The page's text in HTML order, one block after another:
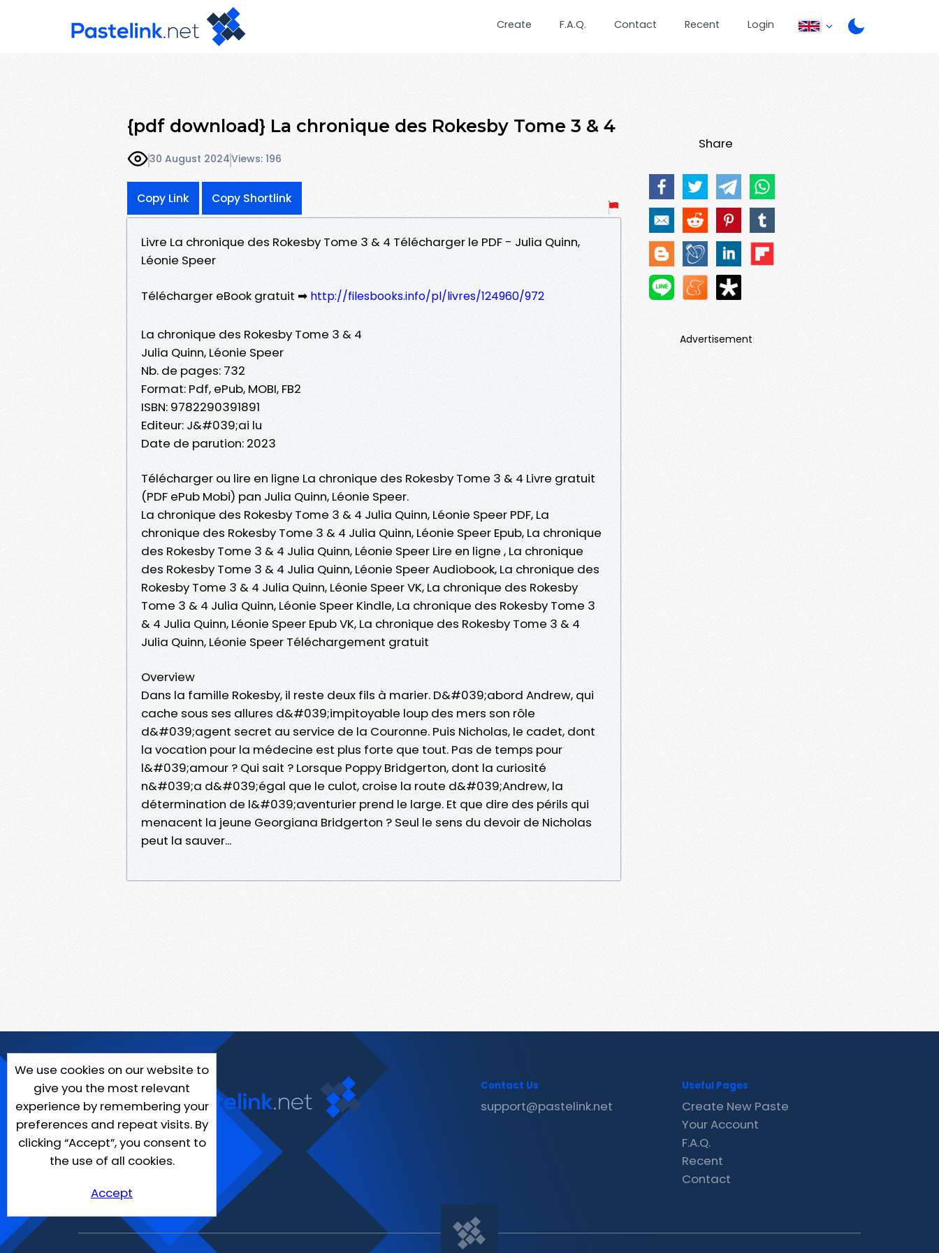
Create F.A.Q. Contact Recent Login
{pdf download} La chronique des Rokesby Tome 3 & 4
30 August 2024Views: 196
Copy Link Copy Shortlink
Livre La chronique des Rokesby Tome 3 & 4 Télécharger le PDF - Julia Quinn,
Léonie Speer
Télécharger eBook gratuit ➡ http://filesbooks.info/pl/livres/124960/972
La chronique des Rokesby Tome 3 & 4
Julia Quinn, Léonie Speer
Nb. de pages: 732
Format: Pdf, ePub, MOBI, FB2
ISBN: 9782290391891
Editeur: J&#039;ai lu
Date de parution: 2023
Télécharger ou lire en ligne La chronique des Rokesby Tome 3 & 4 Livre gratuit
(PDF ePub Mobi) pan Julia Quinn, Léonie Speer.
La chronique des Rokesby Tome 3 & 4 Julia Quinn, Léonie Speer PDF, La
chronique des Rokesby Tome 3 & 4 Julia Quinn, Léonie Speer Epub, La chronique
des Rokesby Tome 3 & 4 Julia Quinn, Léonie Speer Lire en ligne , La chronique
des Rokesby Tome 3 & 4 Julia Quinn, Léonie Speer Audiobook, La chronique des
Rokesby Tome 3 & 4 Julia Quinn, Léonie Speer VK, La chronique des Rokesby
Tome 3 & 4 Julia Quinn, Léonie Speer Kindle, La chronique des Rokesby Tome 3
& 4 Julia Quinn, Léonie Speer Epub VK, La chronique des Rokesby Tome 3 & 4
Julia Quinn, Léonie Speer Téléchargement gratuit
Overview
Dans la famille Rokesby, il reste deux fils à marier. D&#039;abord Andrew, qui
cache sous ses allures d&#039;impitoyable loup des mers son rôle
d&#039;agent secret au service de la Couronne. Puis Nicholas, le cadet, dont
la vocation pour la médecine est plus forte que tout. Pas de temps pour
l&#039;amour ? Qui sait ? Lorsque Poppy Bridgerton, dont la curiosité
n&#039;a d&#039;égal que le culot, croise la route d&#039;Andrew, la
détermination de l&#039;aventurier prend le large. Et que dire des périls qui
menacent la jeune Georgiana Bridgerton ? Seul le sens du devoir de Nicholas
peut la sauver...
Share
Advertisement
We use cookies on our website to
give you the most relevant
experience by remembering your
preferences and repeat visits. By
clicking “Accept”, you consent to
the use of all cookies.
Accept
Contact Us
support@pastelink.net
Useful Pages
Create New Paste
Your Account
F.A.Q.
Recent
Contact